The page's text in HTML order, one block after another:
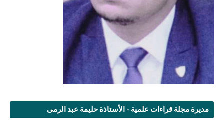
مديرة مجلة قراءات علمية - الأستاذة حليمة عبد الرمى